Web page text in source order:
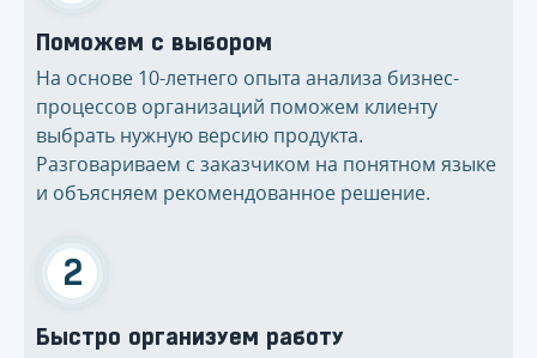
Поможем с выбором
На основе 10-летнего опыта анализа бизнес-
процессов организаций поможем клиенту
выбрать нужную версию продукта.
Разговариваем с заказчиком на понятном языке
и объясняем рекомендованное решение.
2
Быстро организуем работу